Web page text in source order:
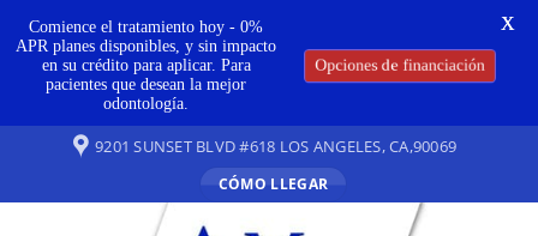
contenido
9201 SUNSET BLVD #618 LOS ANGELES, CA,90069
CÓMO LLEGAR
Comience el tratamiento hoy - 0%
APR planes disponibles, y sin impacto
en su crédito para aplicar. Para
pacientes que desean la mejor
odontología.
Opciones de financiación
X